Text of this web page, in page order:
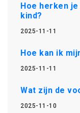
Hoe herken
kind?
2025-11-11
Hoe kan ik
2025-11-11
Wat zijn de
2025-11-10